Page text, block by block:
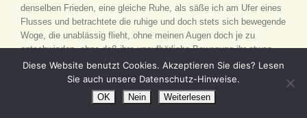
denselben Frieden, eine gleiche Ruhe, als säße ich am Ufer eines
Flusses und betrachtete die ruhige und doch stets sich bewegende
Woge, die unablässig flieht, ohne meinen Augen doch je zu
entschwinden, ohne daß ihre unaufhörliche Bewegung ihr etwas
von ihrer Klarheit nimmt. Sie zeigt nur das Bild meines Lebens und
die Seelenruhe, die ich mir wünsche, um gleich dem Wasser, das
ich betrachte, ans Ziel zu gelangen, das ich nicht sehe und das
erst am Ende seines Laufes liegt.«
Diese Website benutzt Cookies. Akzeptieren Sie dies? Lesen
Sie auch unsere Datenschutz-Hinweise.
OK Nein Weiterlesen